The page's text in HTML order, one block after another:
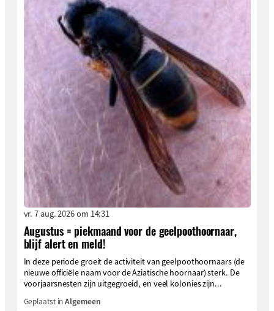
vr. 7 aug. 2026 om 14:31
Augustus = piekmaand voor de geelpoothoornaar,
blijf alert en meld!
In deze periode groeit de activiteit van geelpoothoornaars (de
nieuwe officiële naam voor de Aziatische hoornaar) sterk. De
voorjaarsnesten zijn uitgegroeid, en veel kolonies zijn...
Geplaatst inAlgemeen